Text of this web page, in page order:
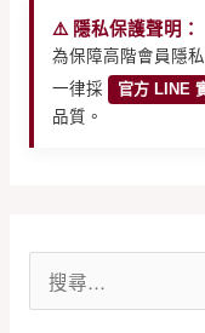
⚠️ 隱私保護聲明：
為保障高階會員隱
一律採
官方 LINE
品質。